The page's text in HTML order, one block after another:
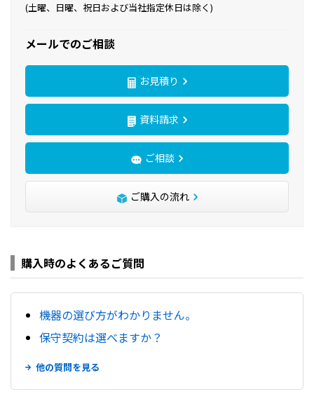
(土曜、日曜、祝日および当社指定休日は除く)
メールでのご相談
お見積り
資料請求
ご相談
ご購入の流れ
購入時のよくあるご質問
機器の選び方がわかりません。
保守契約は選べますか？
他の質問を見る